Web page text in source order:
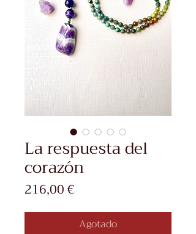
La respuesta del
corazón
216,00 €Precio
Agotado